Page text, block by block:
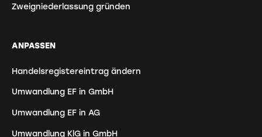
Zweigniederlassung gründen
ANPASSEN
Handelsregistereintrag ändern
Umwandlung EF in GmbH
Umwandlung EF in AG
Umwandlung KlG in GmbH